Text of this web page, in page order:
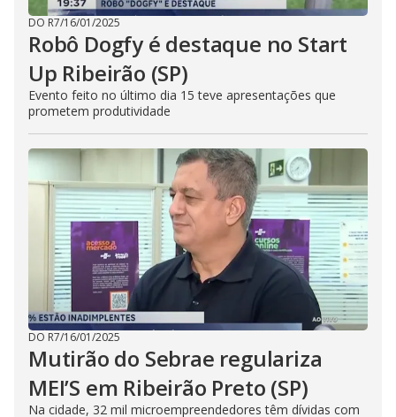
DO R7/16/01/2025
Robô Dogfy é destaque no Start
Up Ribeirão (SP)
Evento feito no último dia 15 teve apresentações que
prometem produtividade
DO R7/16/01/2025
Mutirão do Sebrae regulariza
MEI’S em Ribeirão Preto (SP)
Na cidade, 32 mil microempreendedores têm dívidas com